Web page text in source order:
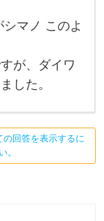
マノ このよ
が、ダイワ
した。
回答を表示するに
。